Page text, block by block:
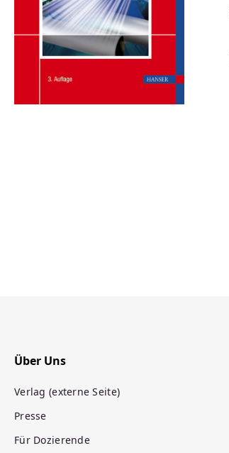
Über Uns
Verlag (externe Seite)
Presse
Für Dozierende